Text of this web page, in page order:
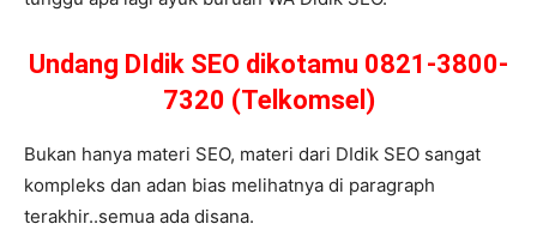
Undang DIdik SEO dikotamu 0821-3800-
7320 (Telkomsel)
Bukan hanya materi SEO, materi dari DIdik SEO sangat
kompleks dan adan bias melihatnya di paragraph
terakhir..semua ada disana.